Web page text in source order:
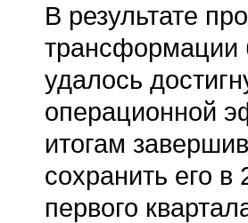
В результате
трансформации
удалось
операционной
итогам
сохранить его в
первого